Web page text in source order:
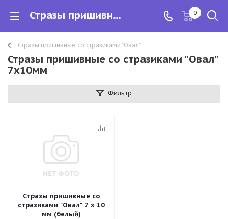
Стразы пришивные со стразиками "Овал" 7х10мм 0
Стразы пришивные со стразиками "Овал"
Стразы пришивные со стразиками "Овал"
7х10мм
Фильтр
Стразы пришивные со
стразиками "Овал" 7 х 10
мм (белый)